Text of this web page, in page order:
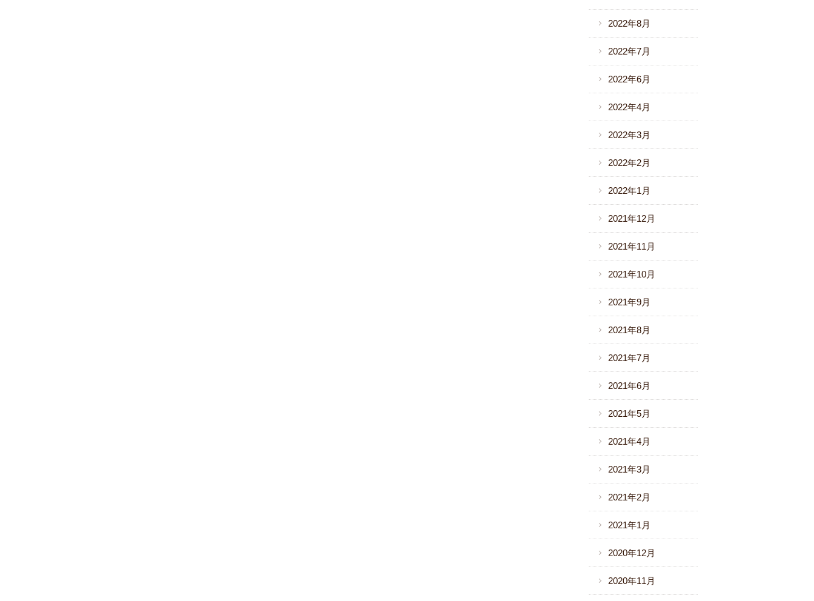
2022年8月
2022年7月
2022年6月
2022年4月
2022年3月
2022年2月
2022年1月
2021年12月
2021年11月
2021年10月
2021年9月
2021年8月
2021年7月
2021年6月
2021年5月
2021年4月
2021年3月
2021年2月
2021年1月
2020年12月
2020年11月